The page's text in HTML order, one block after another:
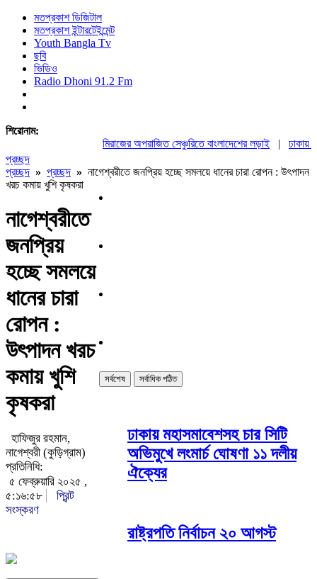
মতপ্রকাশ ডিজিটাল
মতপ্রকাশ ইন্টারটেইন্মেন্ট
Youth Bangla Tv
ছবি
ভিডিও
Radio Dhoni 91.2 Fm
শিরোনাম:
মিরাজের অপরাজিত সেঞ্চুরিতে বাংলাদেশের লড়াই|ঢাকায়
প্রচ্ছদ
প্রচ্ছদ » প্রচ্ছদ » নাগেশ্বরীতে জনপ্রিয় হচ্ছে সমলয়ে ধানের চারা রোপন : উৎপাদন
খরচ কমায় খুশি কৃষকরা
নাগেশ্বরীতে
জনপ্রিয়
হচ্ছে সমলয়ে
ধানের চারা
রোপন :
উৎপাদন খরচ
কমায় খুশি
কৃষকরা
হাফিজুর রহমান,
নাগেশ্বরী (কুড়িগ্রাম)
প্রতিনিধি:
৫ ফেব্রুয়ারি ২০২৫ ,
৫:১৬:৫৮
প্রিন্ট
সংস্করণ
সর্বশেষ সর্বাধিক পঠিত
ঢাকায় মহাসমাবেশসহ চার সিটি
অভিমুখে লংমার্চ ঘোষণা ১১ দলীয়
ঐক্যের
রাষ্ট্রপতি নির্বাচন ২০ আগস্ট